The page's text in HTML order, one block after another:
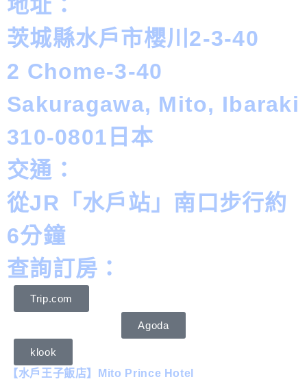
地址：
茨城縣水戶市櫻川2-3-40
2 Chome-3-40
Sakuragawa, Mito, Ibaraki
310-0801日本
交通：
從JR「水戶站」南口步行約
6分鐘
查詢訂房：
Trip.com
Agoda
klook
【水戶王子飯店】Mito Prince Hotel